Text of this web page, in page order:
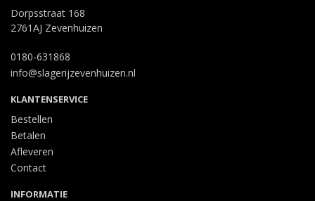
Dorpsstraat 168
2761AJ Zevenhuizen
0180-631868
info@slagerijzevenhuizen.nl
KLANTENSERVICE
Bestellen
Betalen
Afleveren
Contact
INFORMATIE